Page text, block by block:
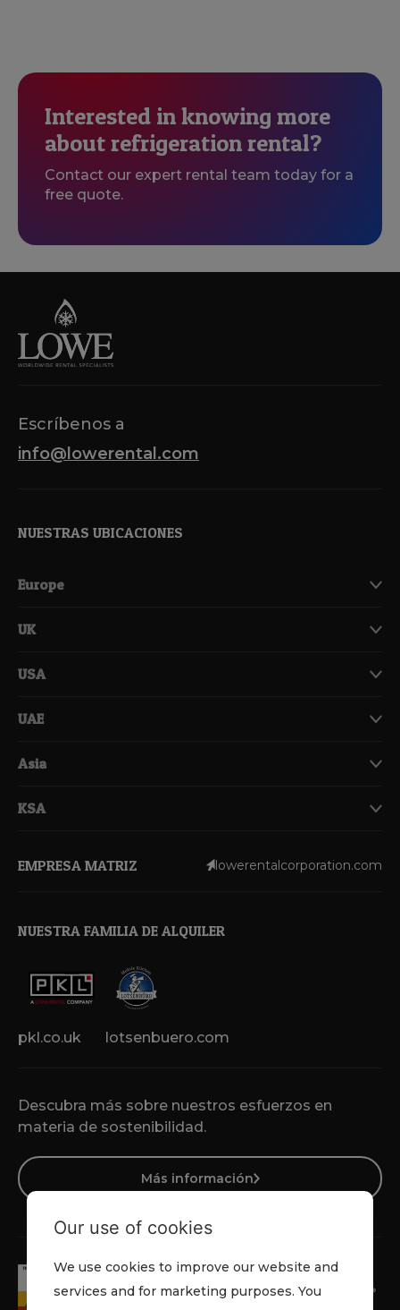
Interested in knowing more
about refrigeration rental?
Contact our expert rental team today for a
free quote.
Escríbenos a
info@lowerental.com
NUESTRAS UBICACIONES
Europe
UK
USA
UAE
Asia
KSA
Descubra más sobre nuestros esfuerzos en
materia de sostenibilidad.
Más información
EMPRESA MATRIZ lowerentalcorporation.com
NUESTRA FAMILIA DE ALQUILER
pkl.co.uk lotsenbuero.com
Our use of cookies
We use cookies to improve our website and
services and for marketing purposes. You